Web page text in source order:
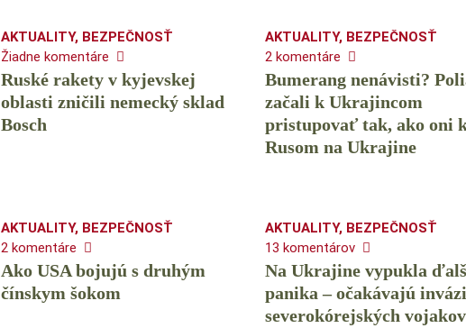
AKTUALITY, BEZPEČNOSŤ
Žiadne komentáre
Ruské rakety v kyjevskej
oblasti zničili nemecký sklad
Bosch
AKTUALITY, BEZPEČNOSŤ
2 komentáre
Bumerang nenávisti?
začali k Ukrajincom
pristupovať tak, ako oni
Rusom na Ukrajine
AKTUALITY, BEZPEČNOSŤ
2 komentáre
Ako USA bojujú s druhým
čínskym šokom
AKTUALITY, BEZPEČNOSŤ
13 komentárov
Na Ukrajine vypukla
panika – očakávajú
severokórejských